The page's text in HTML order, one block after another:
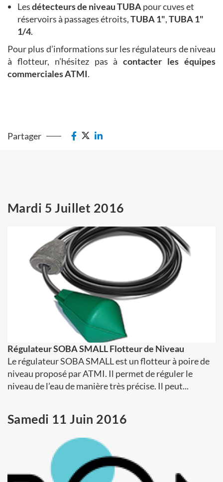
Lesdétecteurs de niveau TUBApour cuves et
réservoirs à passages étroits,TUBA 1",TUBA 1"
1/4.
Pour plus d’informations sur les régulateurs de niveau
à flotteur, n’hésitez pas àcontacter les équipes
commerciales ATMI.
Partager
Mardi 5 Juillet 2016
Régulateur SOBA SMALL Flotteur de Niveau
Le régulateur SOBA SMALL est un flotteur à poire de
niveau proposé par ATMI. Il permet de réguler le
niveau de l’eau de manière très précise. Il peut...
Samedi 11 Juin 2016